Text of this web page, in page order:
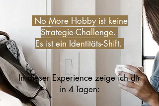
No More Hobby ist keine
Strategie-Challenge.
Es ist ein Identitäts-Shift.
In dieser Experience zeige ich dir
in 4 Tagen: